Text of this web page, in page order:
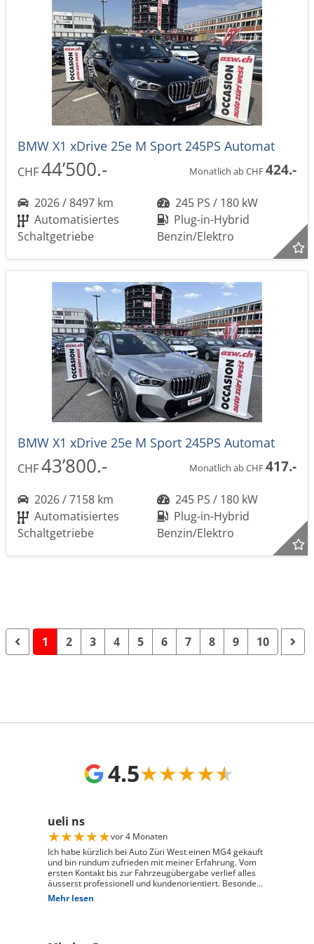
BMW X1 xDrive 25e M Sport 245PS Automat
CHF44’500.- Monatlich ab CHF424.-
2026 / 8497 km
245 PS / 180 kW
Automatisiertes
Schaltgetriebe
Plug-in-Hybrid
Benzin/Elektro
BMW X1 xDrive 25e M Sport 245PS Automat
CHF43’800.- Monatlich ab CHF417.-
2026 / 7158 km
245 PS / 180 kW
Automatisiertes
Schaltgetriebe
Plug-in-Hybrid
Benzin/Elektro
1 2 3 4 5 6 7 8 9 10
4.5★★★★★
ueli ns
★★★★★vor 4 Monaten
Ich habe kürzlich bei Auto Züri West einen MG4 gekauft
und bin rundum zufrieden mit meiner Erfahrung. Vom
ersten Kontakt bis zur Fahrzeugübergabe verlief alles
äusserst professionell und kundenorientiert. Besonders
hervorheben möchte ich die hervorragende Beratung
durch Herrn David Panic. Er hat sich viel Zeit
Mehr lesen